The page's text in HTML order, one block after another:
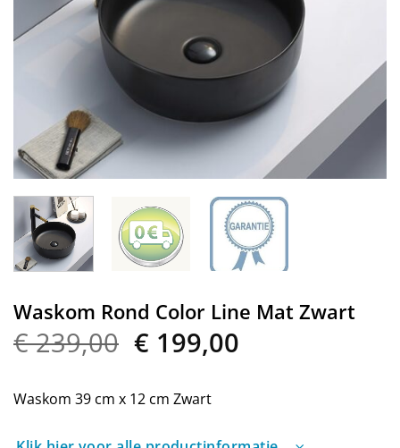
Waskom Rond Color Line Mat Zwart
€239,00 Oorspronkelijke
was:
€ 239,00.
€ 199,00Huidige
Waskom 39 cm x 12 cm Zwart